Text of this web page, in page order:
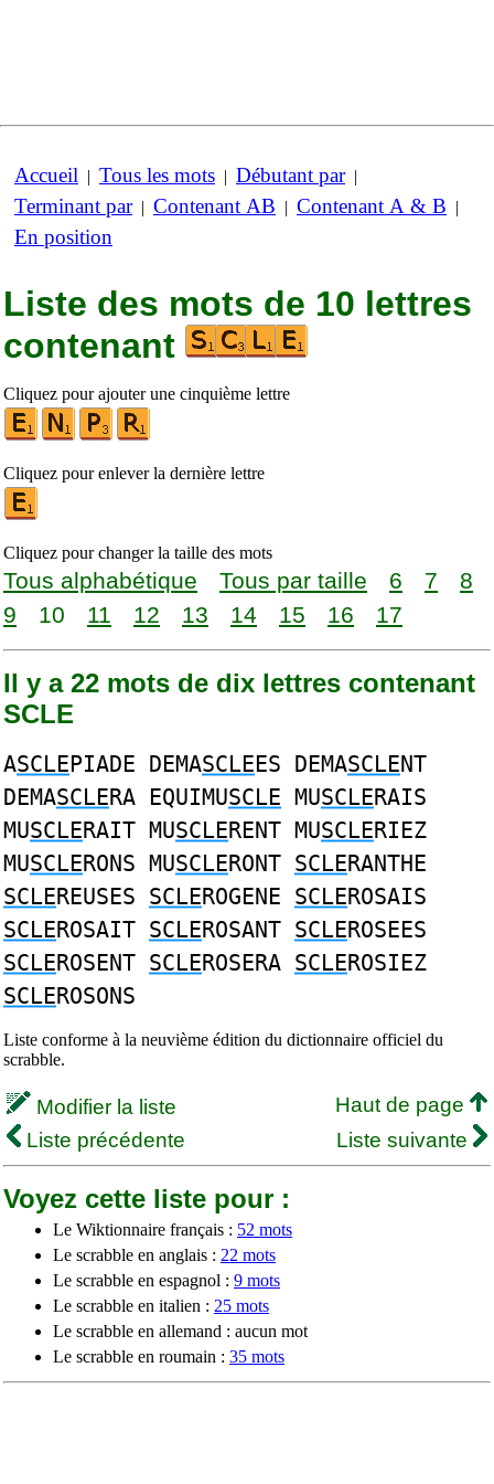
Accueil | Tous les mots | Débutant par|
Terminant par| Contenant AB | Contenant A & B |
En position
Liste des mots de 10 lettres
contenant
Cliquez pour ajouter une cinquième lettre
Cliquez pour enlever la dernière lettre
Cliquez pour changer la taille des mots
Tous alphabétique Tous par taille 6 7
8
9
10 11 12 13 14 15 16 17
Il y a 22 mots de dix lettres contenant
SCLE
ASCLEPIADE DEMASCLEES DEMASCLENT
DEMASCLERA EQUIMUSCLE MUSCLERAIS
MUSCLERAIT MUSCLERENT MUSCLERIEZ
MUSCLERONS MUSCLERONT SCLERANTHE
SCLEREUSES SCLEROGENE SCLEROSAIS
SCLEROSAIT SCLEROSANT SCLEROSEES
SCLEROSENT SCLEROSERA SCLEROSIEZ
SCLEROSONS
Liste conforme à la neuvième édition du dictionnaire officiel du
scrabble.
Modifier la liste
Haut de page
Liste précédente
Liste suivante
Voyez cette liste pour :
Le Wiktionnaire français : 52 mots
Le scrabble en anglais : 22 mots
Le scrabble en espagnol : 9 mots
Le scrabble en italien : 25 mots
Le scrabble en allemand : aucun mot
Le scrabble en roumain : 35 mots